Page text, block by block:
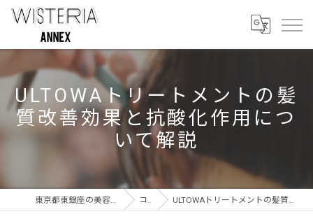
ULTOWAトリートメントの髪
質改善効果と抗酸化作用につ
いて解説
東京都東銀座の美容室ならWISTERIA ANNEX コラム ULTOWAトリートメントの髪質改善効果と抗酸化作用について解説